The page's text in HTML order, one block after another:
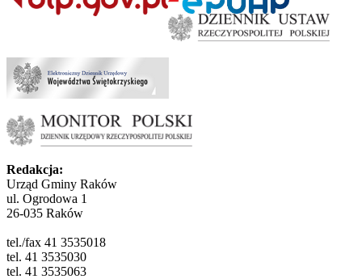
Redakcja:
Urząd Gminy Raków
ul. Ogrodowa 1
26-035 Raków
tel./fax 41 3535018
tel. 41 3535030
tel. 41 3535063